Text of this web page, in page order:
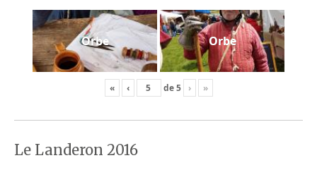
Orbe Orbe
« ‹ de5 › »
Le Landeron 2016